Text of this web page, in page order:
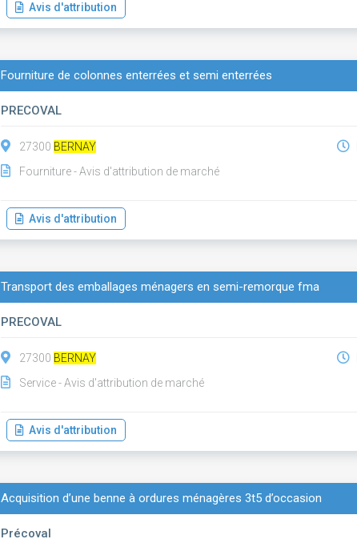
Avis d'attribution
Fourniture de colonnes enterrées et semi enterrées
PRECOVAL
27300 BERNAY
Fourniture - Avis d'attribution de marché
Avis d'attribution
Transport des emballages ménagers en semi-remorque fma
PRECOVAL
27300 BERNAY
Service - Avis d'attribution de marché
Avis d'attribution
Acquisition d’une benne à ordures ménagères 3t5 d’occasion
Précoval